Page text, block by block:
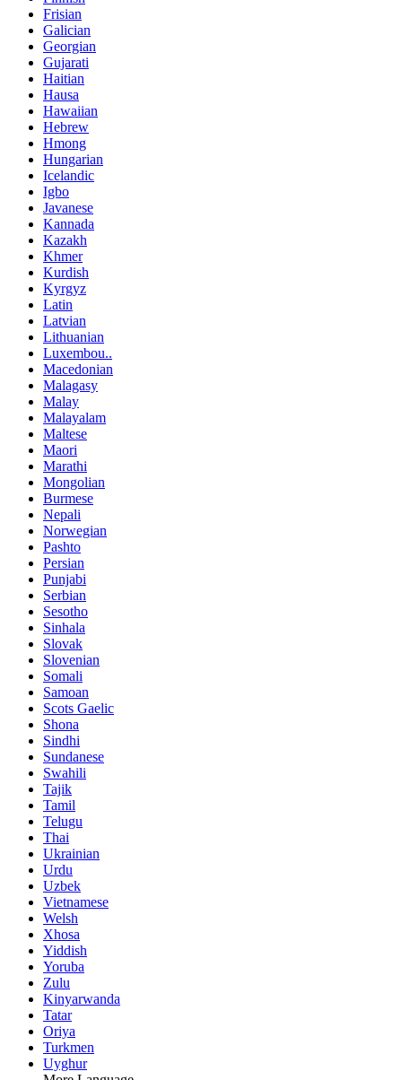
Frisian
Galician
Georgian
Gujarati
Haitian
Hausa
Hawaiian
Hebrew
Hmong
Hungarian
Icelandic
Igbo
Javanese
Kannada
Kazakh
Khmer
Kurdish
Kyrgyz
Latin
Latvian
Lithuanian
Luxembou..
Macedonian
Malagasy
Malay
Malayalam
Maltese
Maori
Marathi
Mongolian
Burmese
Nepali
Norwegian
Pashto
Persian
Punjabi
Serbian
Sesotho
Sinhala
Slovak
Slovenian
Somali
Samoan
Scots Gaelic
Shona
Sindhi
Sundanese
Swahili
Tajik
Tamil
Telugu
Thai
Ukrainian
Urdu
Uzbek
Vietnamese
Welsh
Xhosa
Yiddish
Yoruba
Zulu
Kinyarwanda
Tatar
Oriya
Turkmen
Uyghur